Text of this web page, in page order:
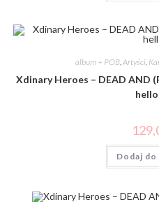
album + POB, Artyści,
Xdinary Heroes – DEAD AND
Dodaj